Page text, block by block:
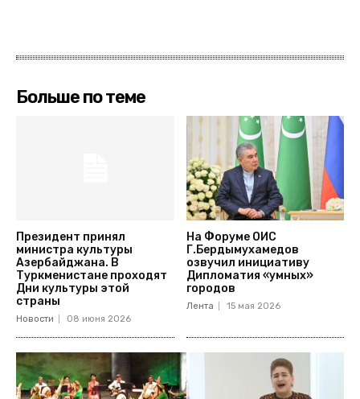
Больше по теме
Президент принял
министра культуры
Азербайджана. В
Туркменистане проходят
Дни культуры этой
страны
Новости 08 июня 2026
На Форуме ОИС
Г.Бердымухамедов
озвучил инициативу
Дипломатия «умных»
городов
Лента 15 мая 2026